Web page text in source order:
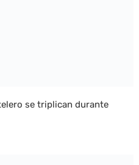
se triplican durante